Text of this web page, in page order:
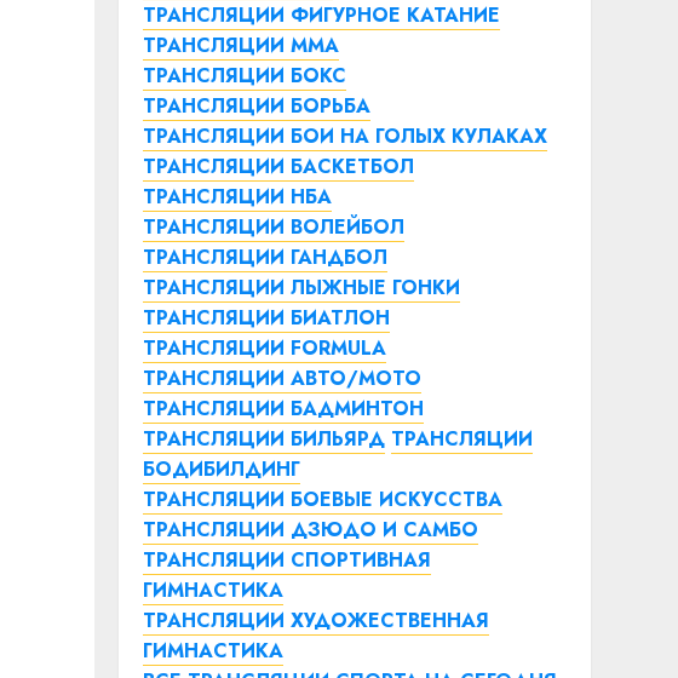
ТРАНСЛЯЦИИ ФИГУРНОЕ КАТАНИЕ
ТРАНСЛЯЦИИ ММА
ТРАНСЛЯЦИИ БОКС
ТРАНСЛЯЦИИ БОРЬБА
ТРАНСЛЯЦИИ БОИ НА ГОЛЫХ КУЛАКАХ
ТРАНСЛЯЦИИ БАСКЕТБОЛ
ТРАНСЛЯЦИИ НБА
ТРАНСЛЯЦИИ ВОЛЕЙБОЛ
ТРАНСЛЯЦИИ ГАНДБОЛ
ТРАНСЛЯЦИИ ЛЫЖНЫЕ ГОНКИ
ТРАНСЛЯЦИИ БИАТЛОН
ТРАНСЛЯЦИИ FORMULA
ТРАНСЛЯЦИИ АВТО/МОТО
ТРАНСЛЯЦИИ БАДМИНТОН
ТРАНСЛЯЦИИ БИЛЬЯРД ТРАНСЛЯЦИИ
БОДИБИЛДИНГ
ТРАНСЛЯЦИИ БОЕВЫЕ ИСКУССТВА
ТРАНСЛЯЦИИ ДЗЮДО И САМБО
ТРАНСЛЯЦИИ СПОРТИВНАЯ
ГИМНАСТИКА
ТРАНСЛЯЦИИ ХУДОЖЕСТВЕННАЯ
ГИМНАСТИКА